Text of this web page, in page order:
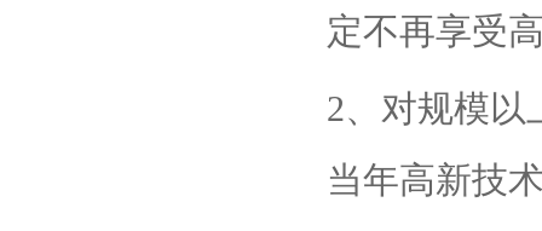
定不再享受
2、对规模以
当年高新技